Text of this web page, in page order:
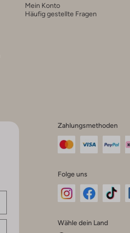
Mein Konto
Häufig gestellte Fragen
Zahlungsmethoden
Folge uns
Instagram
Facebook
TikTok
Wähle dein Land